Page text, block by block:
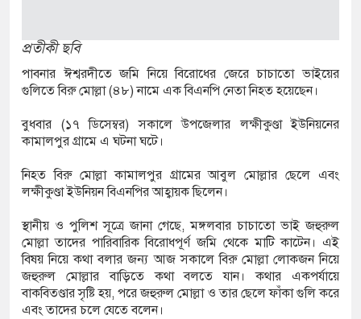
ছয় বছরের শিশুকে ধর্ষণের অভিযোগে
ট্রাকে অভিনব কৌশলে লুকানো সোয়া কোটি
কাটিয়ে রেকর্ড গড়ে মেসির জোড়া গোল, বড় জয়
পর ব্যাটেই জবাব, অস্ট্রেলিয়ার বিপক্ষে মিরাজের
প্রতীকী ছবি
পাবনার ঈশ্বরদীতে জমি নিয়ে বিরোধের জেরে চাচাতো ভাইয়ের
গুলিতে বিরু মোল্লা (৪৮) নামে এক বিএনপি নেতা নিহত হয়েছেন।
বুধবার (১৭ ডিসেম্বর) সকালে উপজেলার লক্ষীকুণ্ডা ইউনিয়নের
কামালপুর গ্রামে এ ঘটনা ঘটে।
নিহত বিরু মোল্লা কামালপুর গ্রামের আবুল মোল্লার ছেলে এবং
লক্ষীকুণ্ডা ইউনিয়ন বিএনপির আহ্বায়ক ছিলেন।
স্থানীয় ও পুলিশ সূত্রে জানা গেছে, মঙ্গলবার চাচাতো ভাই জহুরুল
মোল্লা তাদের পারিবারিক বিরোধপূর্ণ জমি থেকে মাটি কাটেন। এই
বিষয় নিয়ে কথা বলার জন্য আজ সকালে বিরু মোল্লা লোকজন নিয়ে
জহুরুল মোল্লার বাড়িতে কথা বলতে যান। কথার একপর্যায়ে
বাকবিতণ্ডার সৃষ্টি হয়, পরে জহুরুল মোল্লা ও তার ছেলে ফাঁকা গুলি করে
এবং তাদের চলে যেতে বলেন।